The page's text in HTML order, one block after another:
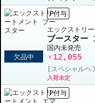
欠品中
P付与
エックストリ
ブースター
国内未発売
￥ 12,055
[スペシャル
入荷未定
P付与